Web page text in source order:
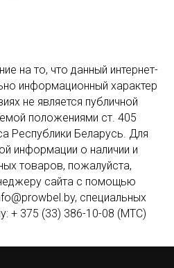
на то, что данный интернет-
информационный характер
не является публичной
положениями ст. 405
Республики Беларусь. Для
информации о наличии и
товаров, пожалуйста,
сайта с помощью
специальных
+ 375 (33) 386-10-08 (МТС)